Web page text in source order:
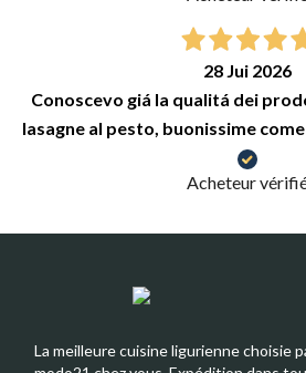
28 Jui 2026
Conoscevo giá la qualitá dei
lasagne al pesto, buonissime
Acheteur
La meilleure cuisine ligurienne choisie